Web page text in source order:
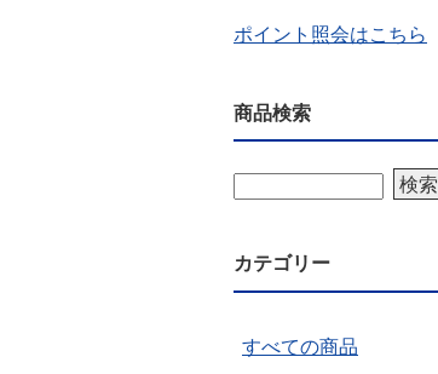
ポイント照会はこちら
商品検索
検索
カテゴリー
すべての商品